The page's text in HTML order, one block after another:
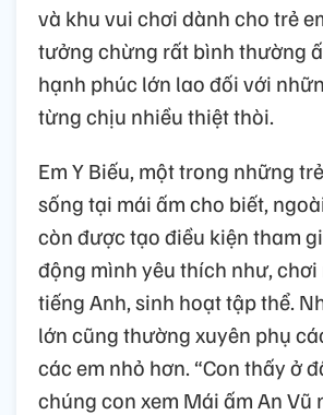
và khu vui chơi dành cho trẻ
tưởng chừng rất bình thường
hạnh phúc lớn lao đối với
từng chịu nhiều thiệt thòi.
Em Y Biếu, một trong những
sống tại mái ấm cho biết,
còn được tạo điều kiện tham
động mình yêu thích như, chơi
tiếng Anh, sinh hoạt tập thể.
lớn cũng thường xuyên phụ
các em nhỏ hơn. “Con thấy ở
chúng con xem Mái ấm An Vũ